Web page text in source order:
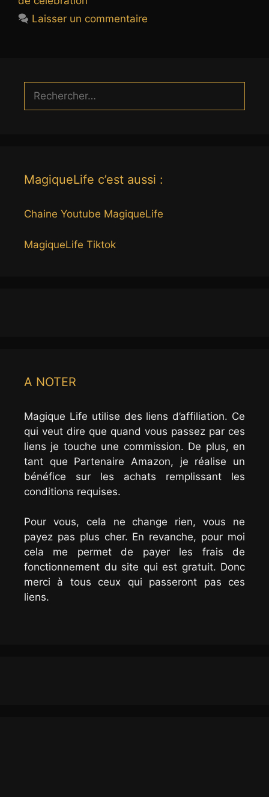
Laisser un commentaire
Rechercher :
MagiqueLife c’est aussi :
Chaine Youtube MagiqueLife
MagiqueLife Tiktok
A NOTER
Magique Life utilise des liens d’affiliation. Ce
qui veut dire que quand vous passez par ces
liens je touche une commission. De plus, en
tant que Partenaire Amazon, je réalise un
bénéfice sur les achats remplissant les
conditions requises.
Pour vous, cela ne change rien, vous ne
payez pas plus cher. En revanche, pour moi
cela me permet de payer les frais de
fonctionnement du site qui est gratuit. Donc
merci à tous ceux qui passeront pas ces
liens.